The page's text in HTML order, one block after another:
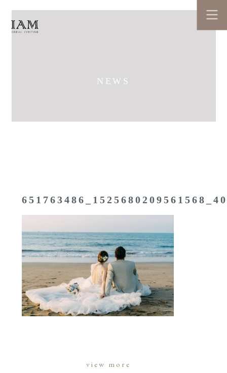
NEWS
view more